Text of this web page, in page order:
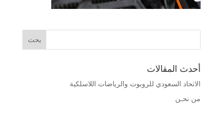
أحدث المقالات
الاتحاد السعودي للروبوت والرياضات اللاسلكية
من نحـن